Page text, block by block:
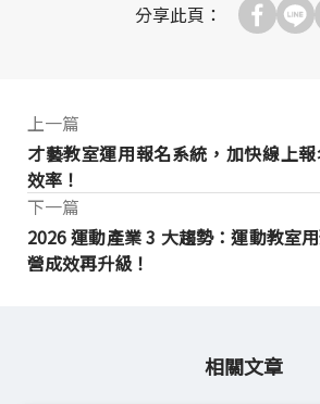
分享此頁：
上一篇
才藝教室運用報名系統，加快線上
效率！
2026 運動產業 3 大趨勢：運動教室
營成效再升級！
下一篇
相關文章